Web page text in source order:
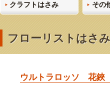
クラフトはさみ その
フローリストはさみ
ウルトラロッソ 花鋏